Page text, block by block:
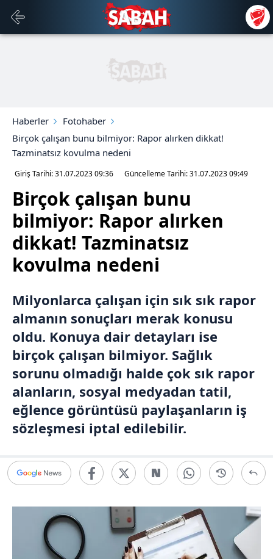
Haberler
Fotohaber
Birçok çalışan bunu bilmiyor: Rapor alırken dikkat!
Tazminatsız kovulma nedeni
Giriş Tarihi: 31.07.202309:36 Güncelleme Tarihi: 31.07.202309:49
Birçok çalışan bunu
bilmiyor: Rapor alırken
dikkat! Tazminatsız
kovulma nedeni
Milyonlarca çalışan için sık sık rapor
almanın sonuçları merak konusu
oldu. Konuya dair detayları ise
birçok çalışan bilmiyor. Sağlık
sorunu olmadığı halde çok sık rapor
alanların, sosyal medyadan tatil,
eğlence görüntüsü paylaşanların iş
sözleşmesi iptal edilebilir.